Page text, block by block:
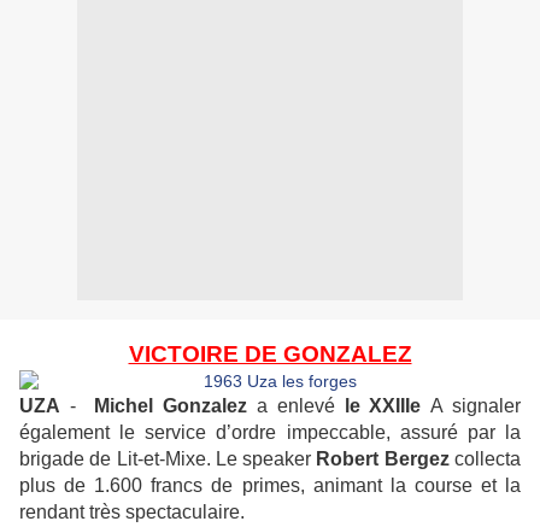
VICTOIRE DE GONZALEZ
UZA - Michel Gonzalez a enlevé le XXIIIeA signaler
également le service d’ordre impeccable, assuré par la
brigade de Lit-et-Mixe. Le speaker Robert Bergezcollecta
plus de 1.600 francs de primes, animant la course et la
rendant très spectaculaire.